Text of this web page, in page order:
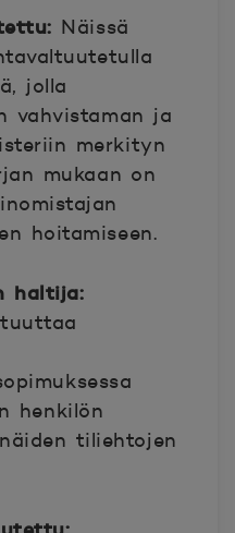
Näissä
jolla
vahvistaman ja
merkityn
mukaan on
hoitamiseen.
haltija:
henkilön
tiliehtojen